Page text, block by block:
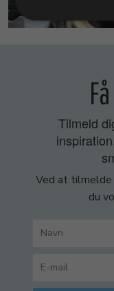
Tilmeld
Ved at tilmelde
du